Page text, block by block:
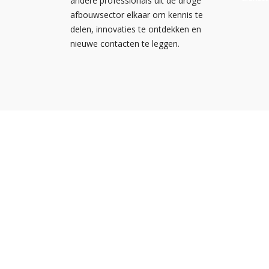
afbouwsector elkaar om kennis te
delen, innovaties te ontdekken en
nieuwe contacten te leggen.